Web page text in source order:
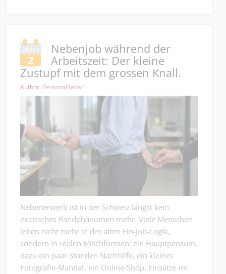
März
2
Nebenjob während der
Arbeitszeit: Der kleine
Zustupf mit dem grossen Knall.
Author: PersonalRadar
Nebenerwerb ist in der Schweiz längst kein
exotisches Randphänomen mehr. Viele Menschen
leben nicht mehr in der alten Ein-Job-Logik,
sondern in realen Mischformen: ein Hauptpensum,
dazu ein paar Stunden Nachhilfe, ein kleines
Fotografie-Mandat, ein Online-Shop, Einsätze im